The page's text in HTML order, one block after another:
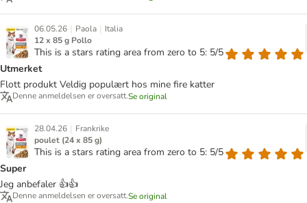
06.05.26 | Paola | Italia
12 x 85 g Pollo
This is a stars rating area from zero to 5: 5/5
Utmerket
Flott produkt Veldig populært hos mine fire katter
Denne anmeldelsen er oversatt.Se original
28.04.26 | Frankrike
poulet (24 x 85 g)
This is a stars rating area from zero to 5: 5/5
Super
Jeg anbefaler 👍👍
Denne anmeldelsen er oversatt.Se original